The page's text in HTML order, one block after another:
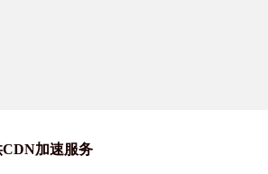
加速服务